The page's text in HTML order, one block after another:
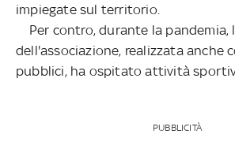
impiegate sul territorio.
Per contro, durante la pandemia,
dell'associazione, realizzata anche
pubblici, ha ospitato attività
PUBBLICITÀ